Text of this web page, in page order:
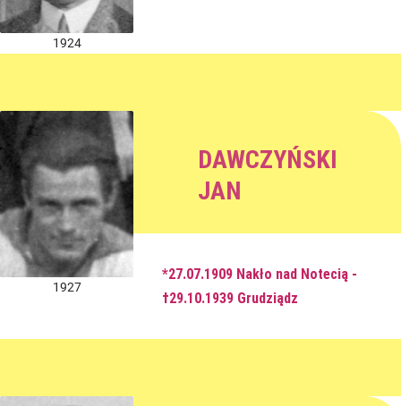
1924
1927
DAWCZYŃSKI
JAN
*27.07.1909 Nakło nad Notecią -
†29.10.1939 Grudziądz